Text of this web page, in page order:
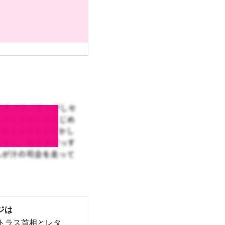
は
ラス首相とレタ